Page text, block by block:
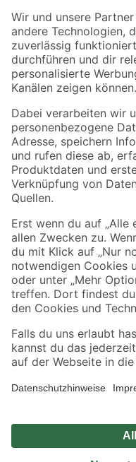
Der toom Newsletter: Keine
Zur Newsletter
Folge uns
Zahlungsarten
Sicher einkaufen
Jetzt die toom-App
Alle Preisangaben in EUR inkl.
Umständen nicht in allen Märkten
Produkte nur solange der Vorrat reicht.
*Paketversand ab 59 €
Privatsphäre
Nutzungsbedingungen